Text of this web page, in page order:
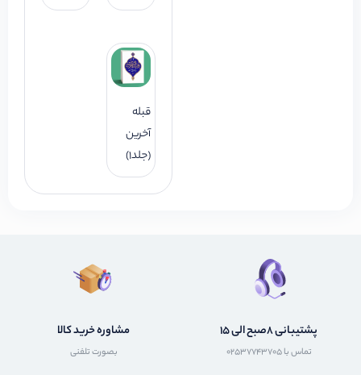
قبله
آخرین
(جلد1)
پشتیبانی 8صبح الی 15
تماس با 02537743705
مشاوره خرید کالا
بصورت تلفنی